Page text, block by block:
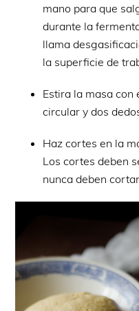
mano para que
durante la
llama
la superficie de
Estira la masa
circular y dos
Haz cortes en la
Los cortes deben
nunca deben